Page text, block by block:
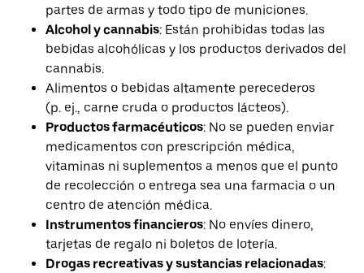
partes de armas y todo tipo de municiones.
Alcohol y cannabis: Están prohibidas todas las
bebidas alcohólicas y los productos derivados del
cannabis.
Alimentos o bebidas altamente perecederos
(p. ej., carne cruda o productos lácteos).
Productos farmacéuticos: No se pueden enviar
medicamentos con prescripción médica,
vitaminas ni suplementos a menos que el punto
de recolección o entrega sea una farmacia o un
centro de atención médica.
Instrumentos financieros: No envíes dinero,
tarjetas de regalo ni boletos de lotería.
Drogas recreativas y sustancias relacionadas: